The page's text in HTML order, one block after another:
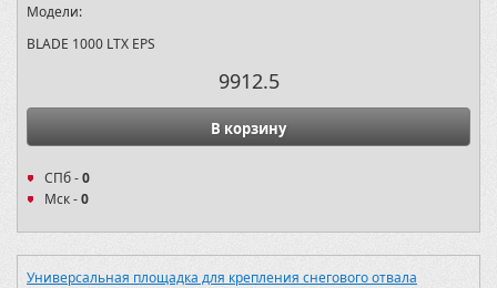
Модели:
BLADE 1000 LTX EPS
9912.5
В корзину
СПб -0
Мск -0
Универсальная площадка для крепления снегового отвала